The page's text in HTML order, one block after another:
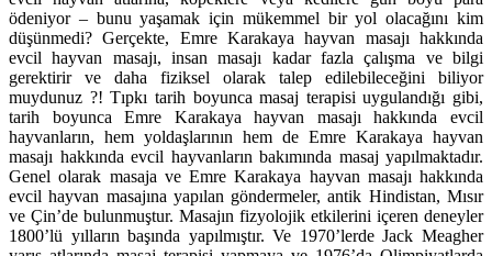
ödeniyor – bunu yaşamak için mükemmel bir yol olacağını kim
düşünmedi? Gerçekte, Emre Karakaya hayvan masajı hakkında
evcil hayvan masajı, insan masajı kadar fazla çalışma ve bilgi
gerektirir ve daha fiziksel olarak talep edilebileceğini biliyor
muydunuz ?! Tıpkı tarih boyunca masaj terapisi uygulandığı gibi,
tarih boyunca Emre Karakaya hayvan masajı hakkında evcil
hayvanların, hem yoldaşlarının hem de Emre Karakaya hayvan
masajı hakkında evcil hayvanların bakımında masaj yapılmaktadır.
Genel olarak masaja ve Emre Karakaya hayvan masajı hakkında
evcil hayvan masajına yapılan göndermeler, antik Hindistan, Mısır
ve Çin’de bulunmuştur. Masajın fizyolojik etkilerini içeren deneyler
1800’lü yılların başında yapılmıştır. Ve 1970’lerde Jack Meagher